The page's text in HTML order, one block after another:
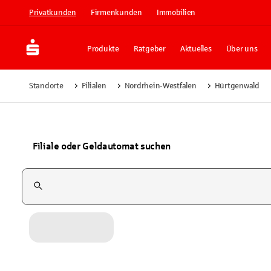
Privatkunden Firmenkunden Immobilien
Produkte Ratgeber Aktuelles Über uns
Standorte Filialen Nordrhein-Westfalen Hürtgenwald
Filiale oder Geldautomat suchen
Suchfeld